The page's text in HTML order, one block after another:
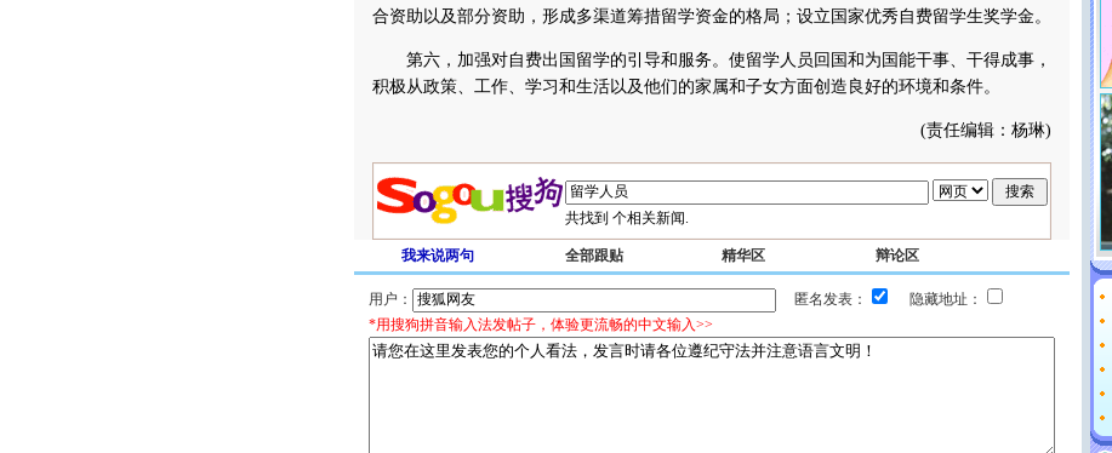
合资助以及部分资助，形成多渠道筹措留学资金的格局；设立国家优秀自费留学生奖学金。
第六，加强对自费出国留学的引导和服务。使留学人员回国和为国能干事、干得成事，
积极从政策、工作、学习和生活以及他们的家属和子女方面创造良好的环境和条件。
(责任编辑：杨琳)
共找到 个相关新闻.
我来说两句 全部跟贴 精华区 辩论区
用户： 匿名发表：
隐藏地址：
*用搜狗拼音输入法发帖子，体验更流畅的中文输入>>